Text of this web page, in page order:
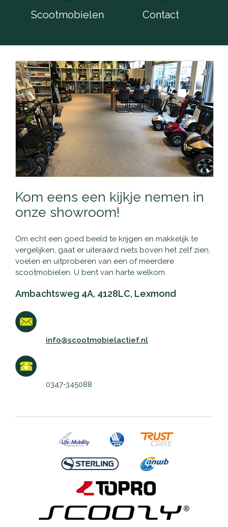
Scootmobielen Contact
Kom eens een kijkje nemen in
onze showroom!
Om echt een goed beeld te krijgen en makkelijk te
vergelijken, gaat er uiteraard niets boven het zelf zien,
voelen en uitproberen van een of meerdere
scootmobielen. U bent van harte welkom.
Ambachtsweg 4A, 4128LC, Lexmond
info@scootmobielactief.nl
0347-345088